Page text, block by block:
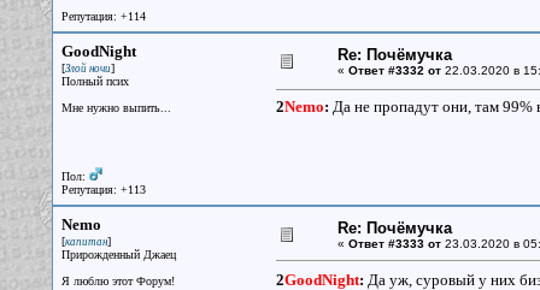
Репутация: +114
GoodNight
[Злой ночи]
Полный псих
Мне нужно выпить...
Пол:
Репутация: +113
Re: Почёмучка
« Ответ #3332 от22.03.2020 в
2Nemo: Да не пропадут они, там 99%
Nemo
[капитан]
Прирожденный Джаец
Я люблю этот Форум!
Re: Почёмучка
« Ответ #3333 от23.03.2020 в
2GoodNight: Да уж, суровый у них